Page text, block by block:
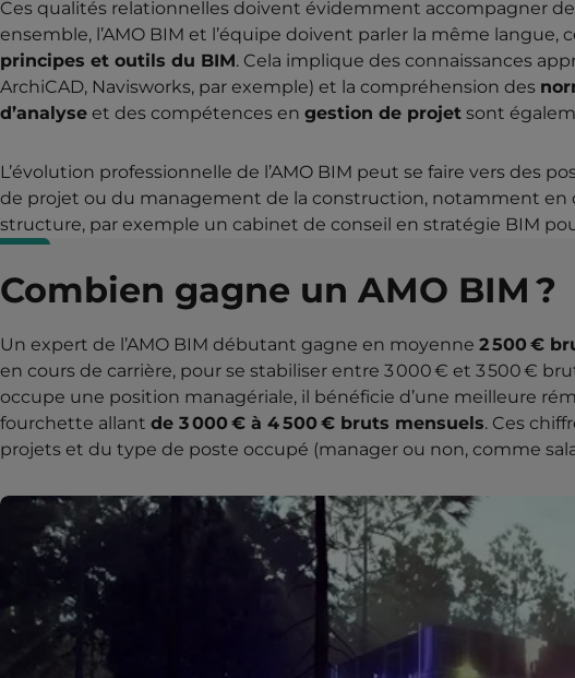
Ces qualités relationnelles doivent évidemment accompagner
ensemble, l’AMO BIM et l’équipe doivent parler la même langue,
principes et outils du BIM. Cela implique des connaissances
ArchiCAD, Navisworks, par exemple) et la compréhension des
d’analyse et des compétences en gestion de projet sont
L’évolution professionnelle de l’AMO BIM peut se faire vers des
de projet ou du management de la construction, notamment en
structure, par exemple un cabinet de conseil en stratégie BIM
Combien gagne un AMO BIM ?
Un expert de l’AMO BIM débutant gagne en moyenne 2 500 €
en cours de carrière, pour se stabiliser entre 3 000 € et 3 500 €
occupe une position managériale, il bénéficie d’une meilleure
fourchette allant de 3 000 € à 4 500 € bruts mensuels. Ces
projets et du type de poste occupé (manager ou non, comme